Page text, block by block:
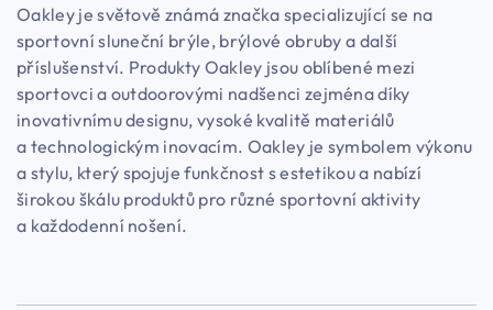
Oakley je světově známá značka specializující se na
sportovní sluneční brýle, brýlové obruby a další
příslušenství. Produkty Oakley jsou oblíbené mezi
sportovci a outdoorovými nadšenci zejména díky
inovativnímu designu, vysoké kvalitě materiálů
a technologickým inovacím. Oakley je symbolem výkonu
a stylu, který spojuje funkčnost s estetikou a nabízí
širokou škálu produktů pro různé sportovní aktivity
a každodenní nošení.